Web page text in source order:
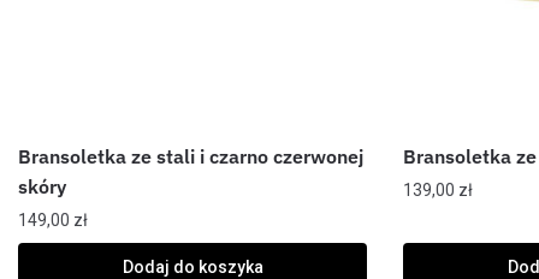
Bransoletka ze stali i czarno czerwonej
skóry
149,00 zł
Dodaj do koszyka
Bransoletka
139,00 zł